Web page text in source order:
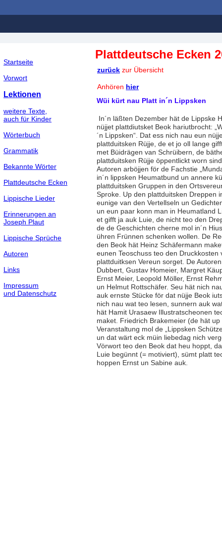
Startseite
Vorwort
Lektionen
weitere Texte,
auch für Kinder
Wörterbuch
Grammatik
Bekannte Wörter
Plattdeutsche Ecken
Lippische Lieder
Erinnerungen an
Joseph Plaut
Lippische Sprüche
Autoren
Links
Impressum
und Datenschutz
Plattdeutsche Ecken
zurück zur Übersicht
Anhören hier
Wüi kürt nau Platt in´n
In´n läßten Dezember hät de Lippske
nüjjet plattdiutsket Beok hariutbrocht:
´n Lippsken“. Dat ess nich nau eun
plattduitsken Rüjje, de et jo oll lange
met Büidrägen van Schrüibern, de
plattduitsken Rüjje öppentlickt worn
Autoren arböjjen för de Fachstie
in´n lippsken Heumatbund un annere
plattduitsken Gruppen in den
Sproke. Up den plattduitsken Dreppen
eunige van den Vertellseln un
un eun paar konn man in Heumatland
et gifft ja auk Luie, de nicht teo den
de de Geschichten cherne mol in´n
ühren Frünnen schenken wollen. De
den Beok hät Heinz Schäfermann
eunen Teoschuss teo den Druckkosten
plattduitksen Vereun sorget. De
Dubbert, Gustav Homeier, Margret
Ernst Meier, Leopold Möller, Ernst
un Helmut Rottschäfer. Seu hät nich
auk ernste Stücke för dat nüjje Beok
nich nau wat teo lesen, sunnern auk
hät Hamit Urasaew Illustratscheonen
maket. Friedrich Brakemeier (de hät up
Veranstaltung mol de „Lippsken
un dat wärt eck müin liebedag nich
Vörwort teo den Beok dat heu hoppt,
Luie begünnt (= motiviert), sümt platt
hoppen Ernst un Sabine auk.